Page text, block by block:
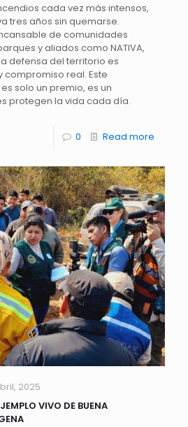
cada vez más intensos,
tres años sin quemarse.
de comunidades
y aliados como NATIVA,
defensa del territorio es
real. Este
solo un premio, es un
protegen la vida cada día.
0 Read more
2025
VIVO DE BUENA